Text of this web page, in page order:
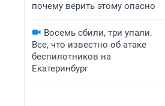
почему верить этому опасно
Восемь сбили, три упали.
Все, что известно об атаке
беспилотников на
Екатеринбург